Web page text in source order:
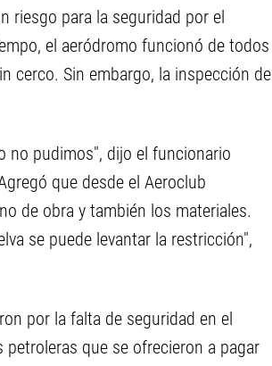
riesgo para la seguridad por el
el aeródromo funcionó de todos
cerco. Sin embargo, la inspección de
no pudimos", dijo el funcionario
que desde el Aeroclub
de obra y también los materiales.
se puede levantar la restricción",
por la falta de seguridad en el
petroleras que se ofrecieron a pagar